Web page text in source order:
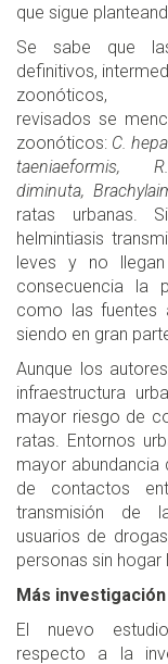
que sigue
Se sabe que
definitivos,
revisados se
zoonóticos: C.
diminuta,
ratas urbanas.
helmintiasis
leves y no
consecuencia la
como las fuentes
siendo en gran
Aunque los
infraestructura
mayor riesgo de
ratas. Entornos
mayor
de contactos
transmisión de
usuarios de
personas sin hogar
Más
El nuevo
respecto a la